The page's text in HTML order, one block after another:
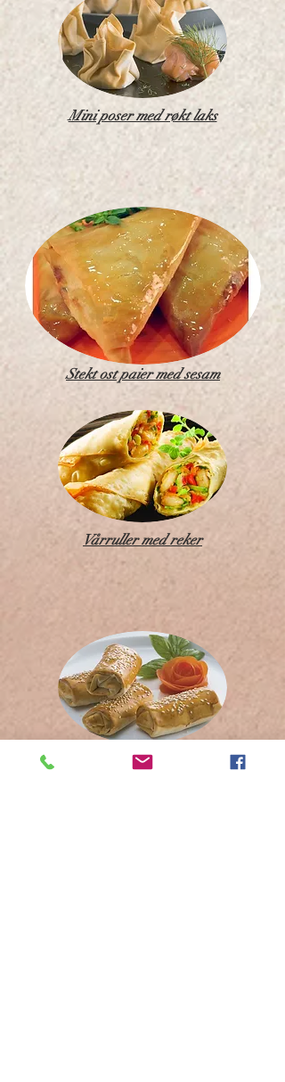
Mini poser med røkt laks
Stekt ost paier med sesam
Vårruller med reker
Mini ruller med kylling og 3 typer ost